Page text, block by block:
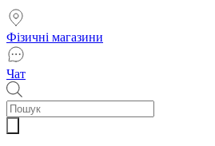
Фізичні магазини
Чат
Пошук
товарів